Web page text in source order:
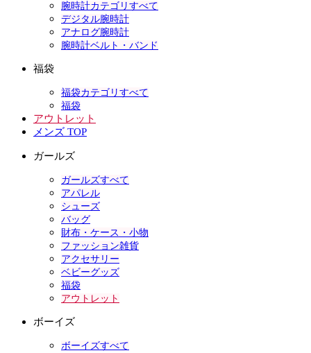
腕時計カテゴリすべて
デジタル腕時計
アナログ腕時計
腕時計ベルト・バンド
福袋
福袋カテゴリすべて
福袋
アウトレット
メンズ TOP
ガールズ
ガールズすべて
アパレル
シューズ
バッグ
財布・ケース・小物
ファッション雑貨
アクセサリー
ベビーグッズ
福袋
アウトレット
ボーイズ
ボーイズすべて